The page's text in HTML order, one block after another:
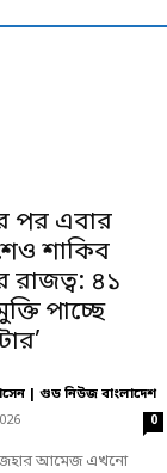
পর এবার
শাকিব
রাজত্ব: ৪১
পাচ্ছে
| গুড নিউজ বাংলাদেশ
0
আমেজ এখনো